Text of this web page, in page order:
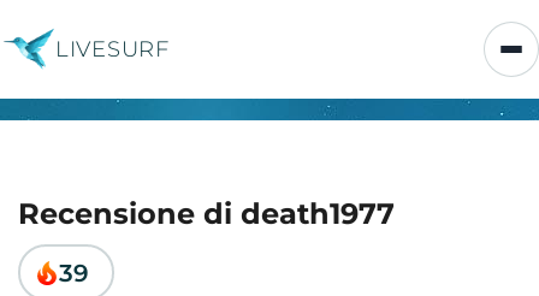
LIVESURF
Recensione di death1977
39